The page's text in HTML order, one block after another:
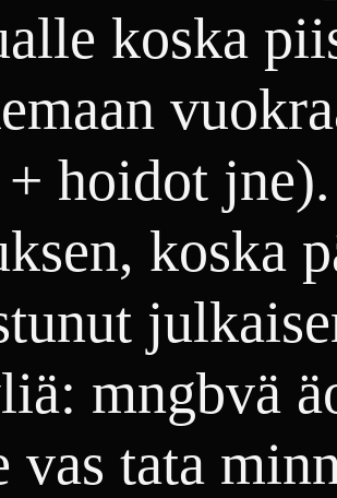
koska
hoidot
koska
mngbvä
vas tata